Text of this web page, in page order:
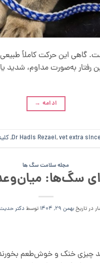
گاهی این حرکت کاملاً
به‌صورت مداوم، شدید
ادامه →
Dr Hadis Rezaei,vet extra
,
مجله سلامت سگ ها
سگ‌ها:
در تاریخبهمن 29, 1404 توسطدکتر
چیزی خنک و خوش‌طعم